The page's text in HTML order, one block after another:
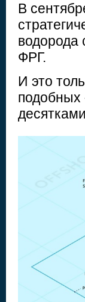
В
водорода
ФРГ.
И это
подобных